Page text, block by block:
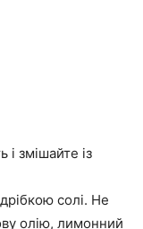
і змішайте із
солі. Не
олію, лимонний